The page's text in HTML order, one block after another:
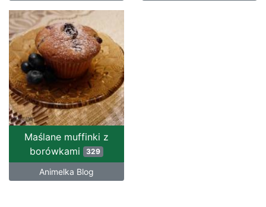
Maślane muffinki z
borówkami 329
Animelka Blog